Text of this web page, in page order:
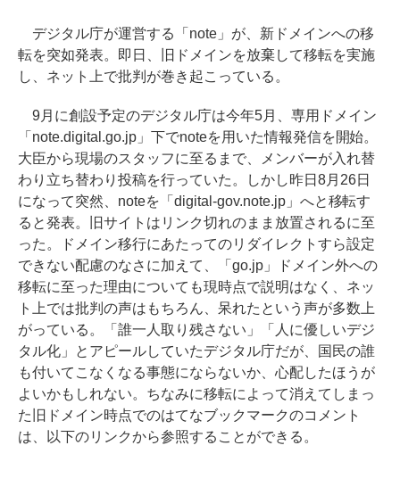
デジタル庁が運営する「note」が、新ドメインへの移
転を突如発表。即日、旧ドメインを放棄して移転を実施
し、ネット上で批判が巻き起こっている。
9月に創設予定のデジタル庁は今年5月、専用ドメイン
「note.digital.go.jp」下でnoteを用いた情報発信を開始。
大臣から現場のスタッフに至るまで、メンバーが入れ替
わり立ち替わり投稿を行っていた。しかし昨日8月26日
になって突然、noteを「digital-gov.note.jp」へと移転す
ると発表。旧サイトはリンク切れのまま放置されるに至
った。ドメイン移行にあたってのリダイレクトすら設定
できない配慮のなさに加えて、「go.jp」ドメイン外への
移転に至った理由についても現時点で説明はなく、ネッ
ト上では批判の声はもちろん、呆れたという声が多数上
がっている。「誰一人取り残さない」「人に優しいデジ
タル化」とアピールしていたデジタル庁だが、国民の誰
も付いてこなくなる事態にならないか、心配したほうが
よいかもしれない。ちなみに移転によって消えてしまっ
た旧ドメイン時点でのはてなブックマークのコメント
は、以下のリンクから参照することができる。